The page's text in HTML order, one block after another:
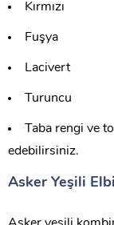
Kırmızı
Fuşya
Lacivert
Turuncu
Taba rengi ve
edebilirsiniz.
Asker Yeşili